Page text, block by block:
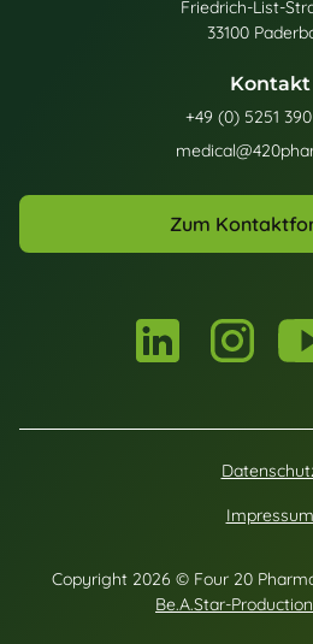
Friedrich-List-
33100
Kontakt
+49 (0) 5251
Zum
Copyright 2026 © Four 20
Be.A.Star-
Impressum